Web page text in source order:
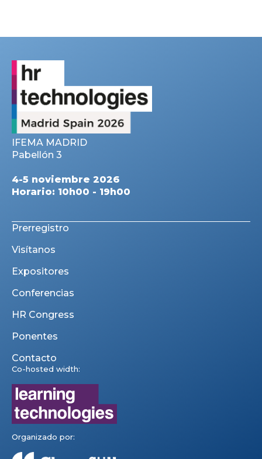
IFEMA MADRID
Pabellón 3
4-5 noviembre 2026
Horario: 10h00 - 19h00
Prerregistro
Visítanos
Expositores
Conferencias
HR Congress
Ponentes
Contacto
Co-hosted width:
Organizado por: